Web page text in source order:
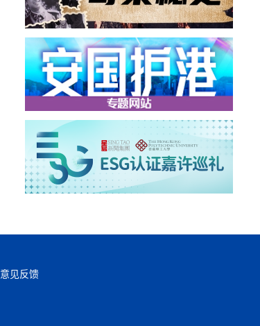
意见反馈